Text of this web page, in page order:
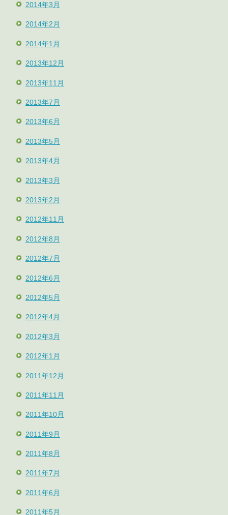
2014年3月
2014年2月
2014年1月
2013年12月
2013年11月
2013年7月
2013年6月
2013年5月
2013年4月
2013年3月
2013年2月
2012年11月
2012年8月
2012年7月
2012年6月
2012年5月
2012年4月
2012年3月
2012年1月
2011年12月
2011年11月
2011年10月
2011年9月
2011年8月
2011年7月
2011年6月
2011年5月